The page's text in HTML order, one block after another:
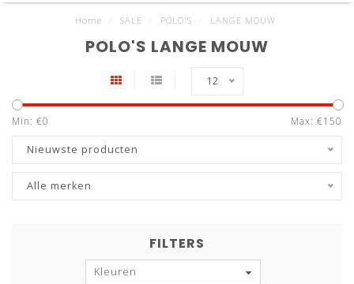
Home SALE POLO'S LANGE MOUW
POLO'S LANGE MOUW
12
Min: €0 Max: €150
Nieuwste producten
Alle merken
FILTERS
Kleuren